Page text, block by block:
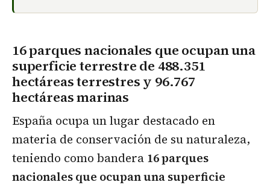
16 parques nacionales que ocupan una
superficie terrestre de 488.351
hectáreas terrestres y 96.767
hectáreas marinas
España ocupa un lugar destacado en
materia de conservación de su naturaleza,
teniendo como bandera 16 parques
nacionales que ocupan una superficie